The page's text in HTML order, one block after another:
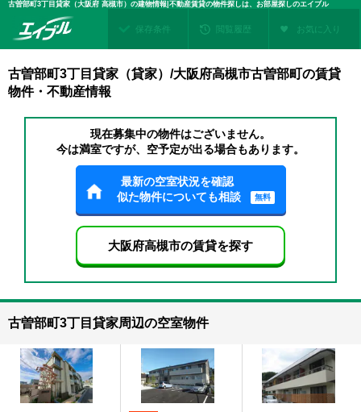
古曽部町3丁目貸家（大阪府 高槻市）の建物情報|不動産賃貸の物件探しは、お部屋探しのエイブル
保存条件 閲覧履歴 お気に入り
古曽部町3丁目貸家（貸家）/大阪府高槻市古曽部町の賃貸
物件・不動産情報
現在募集中の物件はございません。
今は満室ですが、空予定が出る場合もあります。
最新の空室状況を確認
似た物件についても相談
無料
大阪府高槻市の賃貸を探す
古曽部町3丁目貸家周辺の空室物件